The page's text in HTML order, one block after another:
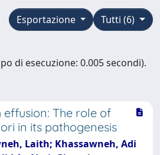
Tutti (6)
Esportazione
di esecuzione: 0.005 secondi).
effusion: The role of
in its pathogenesis
Laith; Khassawneh, Adi